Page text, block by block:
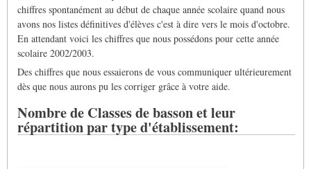
chiffres spontanément au début de chaque année scolaire quand nous
avons nos listes définitives d'élèves c'est à dire vers le mois d'octobre.
En attendant voici les chiffres que nous possédons pour cette année
scolaire 2002/2003.
Des chiffres que nous essaierons de vous communiquer ultérieurement
dès que nous aurons pu les corriger grâce à votre aide.
Nombre de Classes de basson et leur
répartition par type d'établissement: